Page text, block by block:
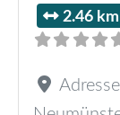
2.46 km